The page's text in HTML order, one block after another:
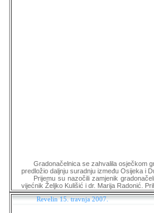
Gradonačelnica se zahvalila osječkom
predložio daljnju suradnju između Osijeka i
Prijemu su nazočili zamjenik
vijećnik Željko Kulišić i dr. Marija Radonić.
Revelin 15. travnja 2007.